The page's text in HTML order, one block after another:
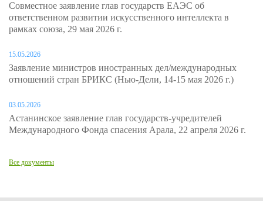
Совместное заявление глав государств ЕАЭС об
ответственном развитии искусственного интеллекта в
рамках союза, 29 мая 2026 г.
15.05.2026
Заявление министров иностранных дел/международных
отношений стран БРИКС (Нью-Дели, 14-15 мая 2026 г.)
03.05.2026
Астанинское заявление глав государств-учредителей
Международного Фонда спасения Арала, 22 апреля 2026 г.
Все документы